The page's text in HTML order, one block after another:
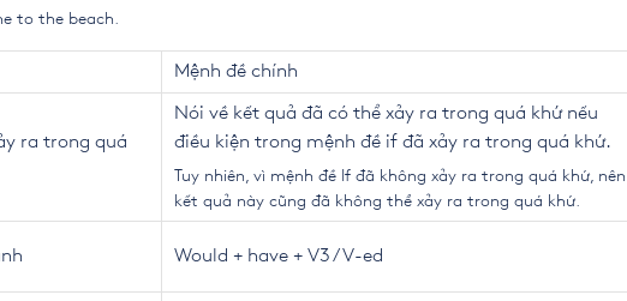
to the beach.
Mệnh đề chính
ra trong quá
Nói về kết quả đã có thể xảy ra trong quá khứ nếu
điều kiện trong mệnh đề if đã xảy ra trong quá khứ.
Tuy nhiên, vì mệnh đề If đã không xảy ra trong quá khứ, nên
kết quả này cũng đã không thể xảy ra trong quá khứ.
Would + have + V3 / V-ed